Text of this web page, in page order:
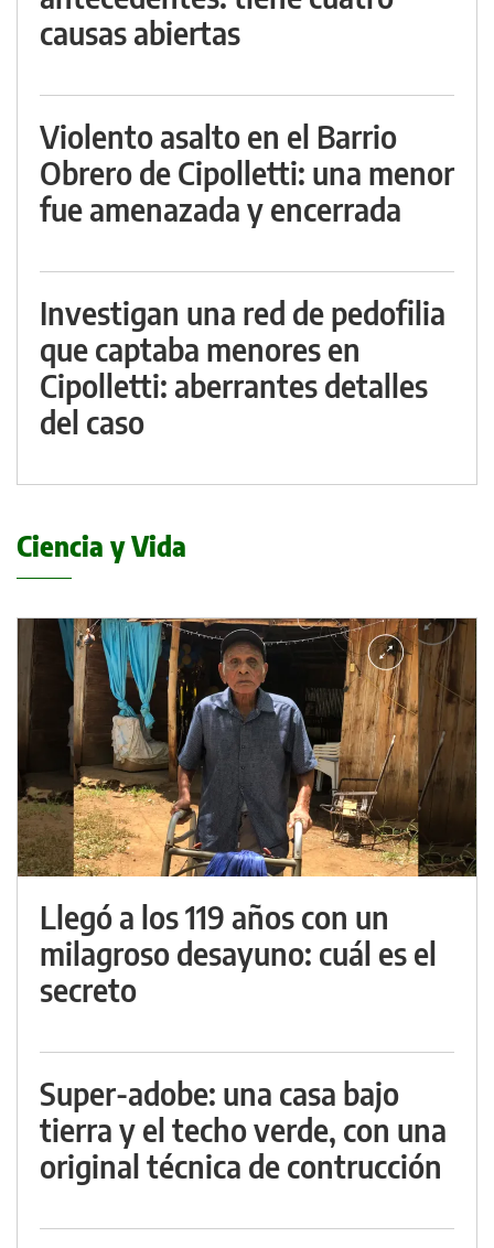
causas abiertas
Violento asalto en el Barrio
Obrero de Cipolletti: una menor
fue amenazada y encerrada
Investigan una red de pedofilia
que captaba menores en
Cipolletti: aberrantes detalles
del caso
Ciencia y Vida
Llegó a los 119 años con un
milagroso desayuno: cuál es el
secreto
Super-adobe: una casa bajo
tierra y el techo verde, con una
original técnica de contrucción